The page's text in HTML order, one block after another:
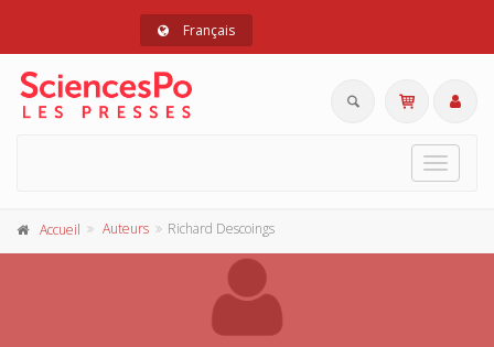
Français
Toggle
Accueil Auteurs Richard Descoings